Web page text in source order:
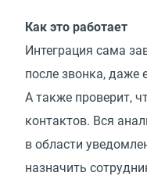
Как это работает
Интеграция сама
после звонка, даже
А также проверит,
контактов. Вся
в области
назначить